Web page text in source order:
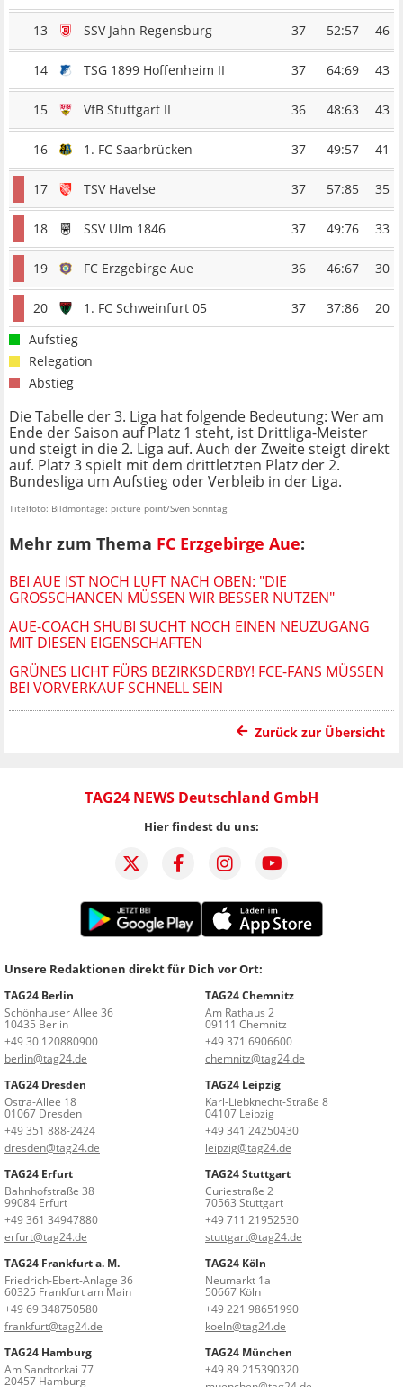
13 SSV Jahn Regensburg 37 52:57 46
14 TSG 1899 Hoffenheim II 37 64:69 43
15 VfB Stuttgart II 36 48:63 43
16 1. FC Saarbrücken 37 49:57 41
17 TSV Havelse 37 57:85 35
18 SSV Ulm 1846 37 49:76 33
19 FC Erzgebirge Aue 36 46:67 30
20 1. FC Schweinfurt 05 37 37:86
20
Aufstieg
Relegation
Abstieg
Die Tabelle der 3. Liga hat folgende Bedeutung: Wer am
Ende der Saison auf Platz 1 steht, ist Drittliga-Meister
und steigt in die 2. Liga auf. Auch der Zweite steigt direkt
auf. Platz 3 spielt mit dem drittletzten Platz der 2.
Bundesliga um Aufstieg oder Verbleib in der Liga.
Titelfoto: Bildmontage: picture point/Sven Sonntag
Mehr zum Thema FC Erzgebirge Aue:
BEI AUE IST NOCH LUFT NACH OBEN: "DIE
GROSSCHANCEN MÜSSEN WIR BESSER NUTZEN"
AUE-COACH SHUBI SUCHT NOCH EINEN NEUZUGANG
MIT DIESEN EIGENSCHAFTEN
GRÜNES LICHT FÜRS BEZIRKSDERBY! FCE-FANS MÜSSEN
BEI VORVERKAUF SCHNELL SEIN
Zurück zur Übersicht
TAG24 NEWS Deutschland GmbH
Hier findest du uns:
Unsere Redaktionen direkt für Dich vor Ort:
TAG24 Berlin
Schönhauser Allee 36
10435 Berlin
+49 30 120880900
berlin@tag24.de
TAG24 Chemnitz
Am Rathaus 2
09111 Chemnitz
+49 371 6906600
chemnitz@tag24.de
TAG24 Dresden
Ostra-Allee 18
01067 Dresden
+49 351 888-2424
dresden@tag24.de
TAG24 Leipzig
Karl-Liebknecht-Straße 8
04107 Leipzig
+49 341 24250430
leipzig@tag24.de
TAG24 Erfurt
Bahnhofstraße 38
99084 Erfurt
+49 361 34947880
erfurt@tag24.de
TAG24 Stuttgart
Curiestraße 2
70563 Stuttgart
+49 711 21952530
stuttgart@tag24.de
TAG24 Frankfurt a. M.
Friedrich-Ebert-Anlage 36
60325 Frankfurt am Main
+49 69 348750580
frankfurt@tag24.de
TAG24 Köln
Neumarkt 1a
50667 Köln
+49 221 98651990
koeln@tag24.de
TAG24 Hamburg
Am Sandtorkai 77
20457 Hamburg
TAG24 München
+49 89 215390320